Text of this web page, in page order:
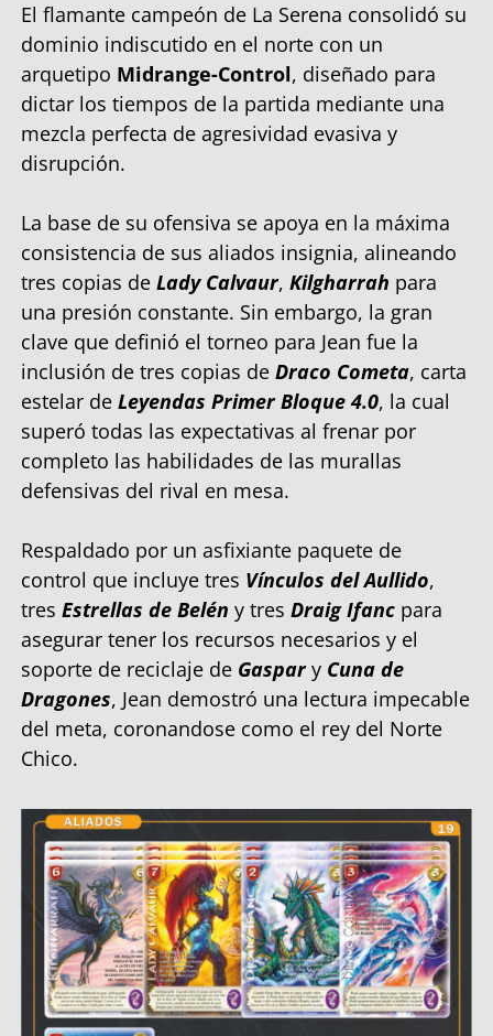
El flamante campeón de La Serena consolidó su
dominio indiscutido en el norte con un
arquetipo Midrange-Control, diseñado para
dictar los tiempos de la partida mediante una
mezcla perfecta de agresividad evasiva y
disrupción.
La base de su ofensiva se apoya en la máxima
consistencia de sus aliados insignia, alineando
tres copias de Lady Calvaur, Kilgharrah para
una presión constante. Sin embargo, la gran
clave que definió el torneo para Jean fue la
inclusión de tres copias de Draco Cometa, carta
estelar de Leyendas Primer Bloque 4.0, la cual
superó todas las expectativas al frenar por
completo las habilidades de las murallas
defensivas del rival en mesa.
Respaldado por un asfixiante paquete de
control que incluye tres Vínculos del Aullido,
tres Estrellas de Belén y tres Draig Ifanc para
asegurar tener los recursos necesarios y el
soporte de reciclaje de Gaspary Cuna de
Dragones, Jean demostró una lectura impecable
del meta, coronandose como el rey del Norte
Chico.